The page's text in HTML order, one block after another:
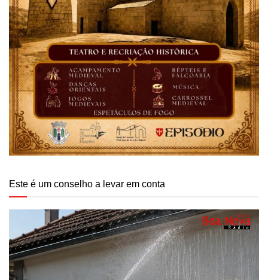
Este é um conselho a levar em conta